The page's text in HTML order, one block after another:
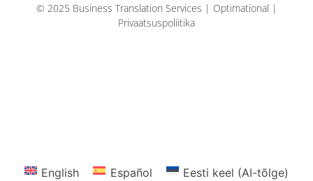
© 2025 Business Translation Services | Optimational |
Privaatsuspoliitika
English Español Eesti keel (AI-tõlge)